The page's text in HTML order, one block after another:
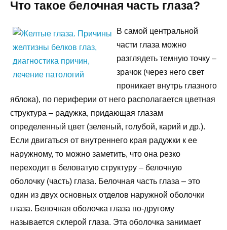
Что такое белочная часть глаза?
В самой центральной
части глаза можно
разглядеть темную точку –
зрачок (через него свет
проникает внутрь глазного
яблока), по периферии от него располагается цветная
структура – радужка, придающая глазам
определенный цвет (зеленый, голубой, карий и др.).
Если двигаться от внутреннего края радужки к ее
наружному, то можно заметить, что она резко
переходит в беловатую структуру – белочную
оболочку (часть) глаза. Белочная часть глаза – это
один из двух основных отделов наружной оболочки
глаза. Белочная оболочка глаза по-другому
называется склерой глаза. Эта оболочка занимает